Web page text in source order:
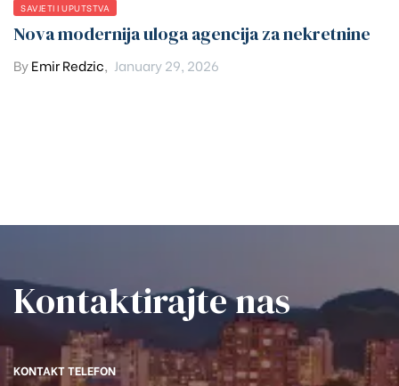
SAVJETI I UPUTSTVA
Nova modernija uloga agencija za nekretnine
ByEmir Redzic, January 29, 2026
Kontaktirajte nas​
KONTAKT TELEFON